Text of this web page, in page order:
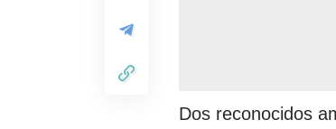
Dos reconocidos